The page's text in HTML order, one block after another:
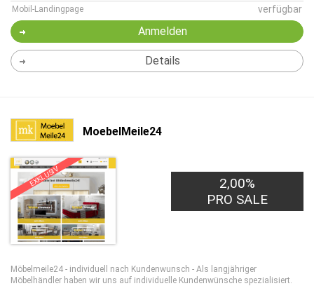
Mobil-Landingpage verfügbar
Anmelden
Details
MoebelMeile24
EXKLUSIV
2,00%
PRO SALE
Möbelmeile24 - individuell nach Kundenwunsch - Als langjähriger
Möbelhändler haben wir uns auf individuelle Kundenwünsche spezialisiert.